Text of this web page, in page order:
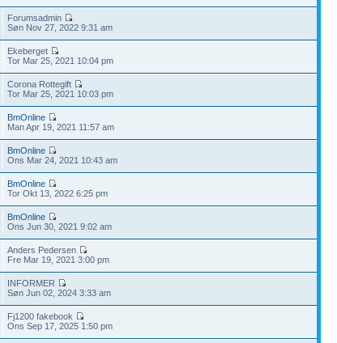
Forumsadmin
Søn Nov 27, 2022 9:31 am
Ekeberget
Tor Mar 25, 2021 10:04 pm
Corona Rottegift
Tor Mar 25, 2021 10:03 pm
BmOnline
Man Apr 19, 2021 11:57 am
BmOnline
Ons Mar 24, 2021 10:43 am
BmOnline
Tor Okt 13, 2022 6:25 pm
BmOnline
Ons Jun 30, 2021 9:02 am
Anders Pedersen
Fre Mar 19, 2021 3:00 pm
INFORMER
Søn Jun 02, 2024 3:33 am
Fj1200 fakebook
Ons Sep 17, 2025 1:50 pm